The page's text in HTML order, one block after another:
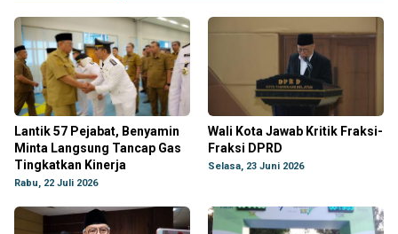
Lantik 57 Pejabat, Benyamin
Minta Langsung Tancap Gas
Tingkatkan Kinerja
Rabu, 22 Juli 2026
Wali Kota Jawab Kritik Fraksi-
Fraksi DPRD
Selasa, 23 Juni 2026